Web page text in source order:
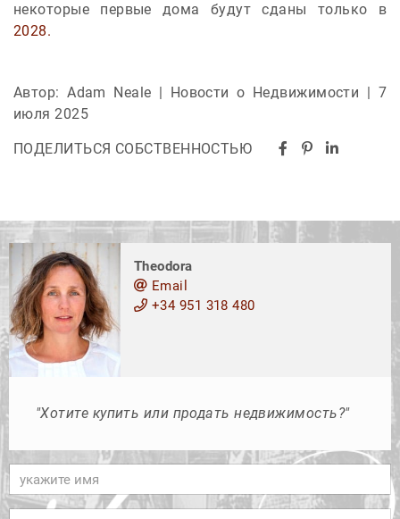
некоторые первые дома будут сданы только в
2028.
Автор: Adam Neale | Новости о Недвижимости | 7
июля 2025
ПОДЕЛИТЬСЯ СОБСТВЕННОСТЬЮ
Theodora
Email
+34 951 318 480
"Хотите купить или продать недвижимость?"